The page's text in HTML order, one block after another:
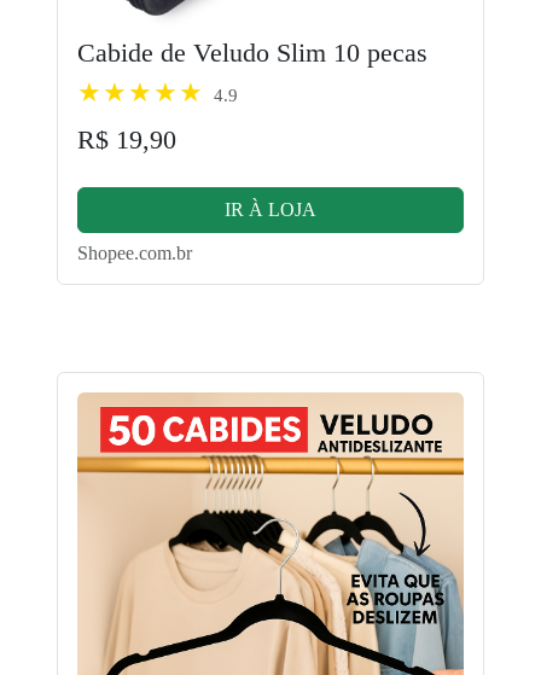
Cabide de Veludo Slim 10 pecas
4.9
R$ 19,90
IR À LOJA
Shopee.com.br